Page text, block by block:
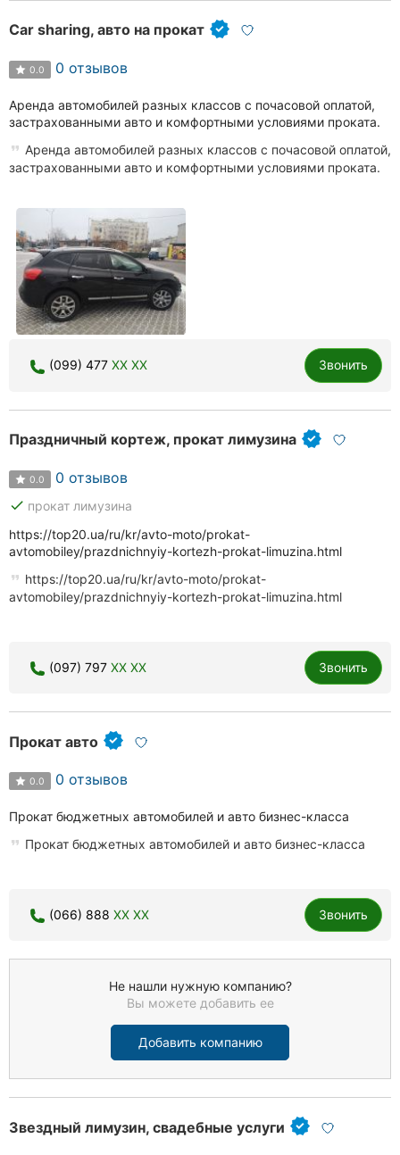
Car sharing, авто на прокат
0.0 0 отзывов
Аренда автомобилей разных классов с почасовой оплатой,
застрахованными авто и комфортными условиями проката.
Аренда автомобилей разных классов с почасовой оплатой,
застрахованными авто и комфортными условиями проката.
(099) 477 XX XX Звонить
Праздничный кортеж, прокат лимузина
0.0 0 отзывов
done прокат лимузина
https://top20.ua/ru/kr/avto-moto/prokat-
avtomobiley/prazdnichnyiy-kortezh-prokat-limuzina.html
https://top20.ua/ru/kr/avto-moto/prokat-
avtomobiley/prazdnichnyiy-kortezh-prokat-limuzina.html
(097) 797 XX XX Звонить
Прокат авто
0.0 0 отзывов
Прокат бюджетных автомобилей и авто бизнес-класса
Прокат бюджетных автомобилей и авто бизнес-класса
(066) 888 XX XX Звонить
Не нашли нужную компанию?
Вы можете добавить ее
Добавить компанию
Звездный лимузин, свадебные услуги